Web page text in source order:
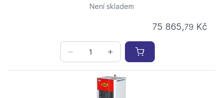
Není skladem
75 865,79 Kč